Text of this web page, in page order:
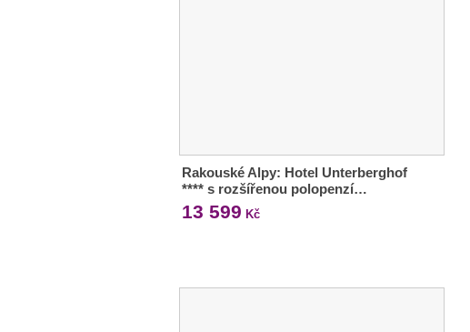
Rakouské Alpy: Hotel Unterberghof
**** s rozšířenou polopenzí…
13 599 Kč